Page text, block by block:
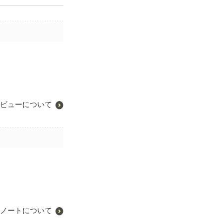
ューについて
ートについて